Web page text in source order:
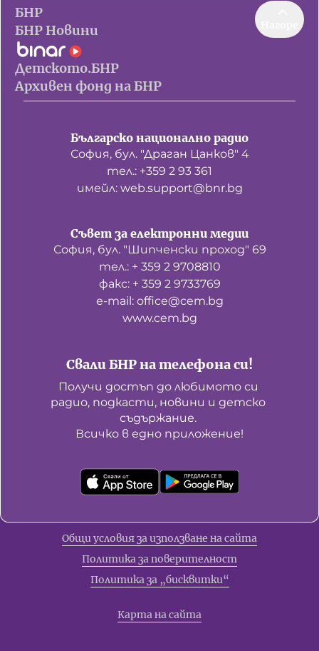
БНР
БНР Новини
Детското.БНР
Архивен фонд на БНР
Българско национално радио
София, бул. "Драган Цанков" 4
тел.: +359 2 93 361
имейл: web.support@bnr.bg
Свали БНР на телефона си!
Получи достъп до любимото си
радио, подкасти, новини и детско
съдържание.
Всичко в едно приложение!
Съвет за електронни медии
София, бул. "Шипченски проход" 69
тел.: + 359 2 9708810
факс: + 359 2 9733769
е-mail: office@cem.bg
www.cem.bg
Общи условия за използване на сайта
Политика за поверителност
Политика за „бисквитки“
Карта на сайта